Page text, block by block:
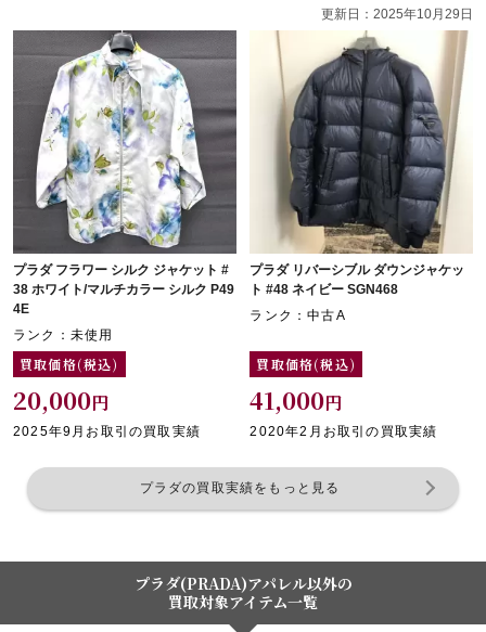
更新日：2025年10月29日
プラダ フラワー シルク ジャケット #
38 ホワイト/マルチカラー シルク P49
4E
ランク：未使用
買取価格(税込)
20,000円
2025年9月お取引の買取実績
プラダ リバーシブル ダウンジャケッ
ト #48 ネイビー SGN468
ランク：中古A
買取価格(税込)
41,000円
2020年2月お取引の買取実績
プラダの買取実績をもっと見る
プラダ(PRADA)アパレル以外の
買取対象アイテム一覧